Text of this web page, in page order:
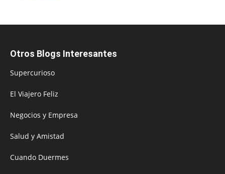
Otros Blogs Interesantes
Supercurioso
El Viajero Feliz
Negocios y Empresa
Salud y Amistad
Cuando Duermes